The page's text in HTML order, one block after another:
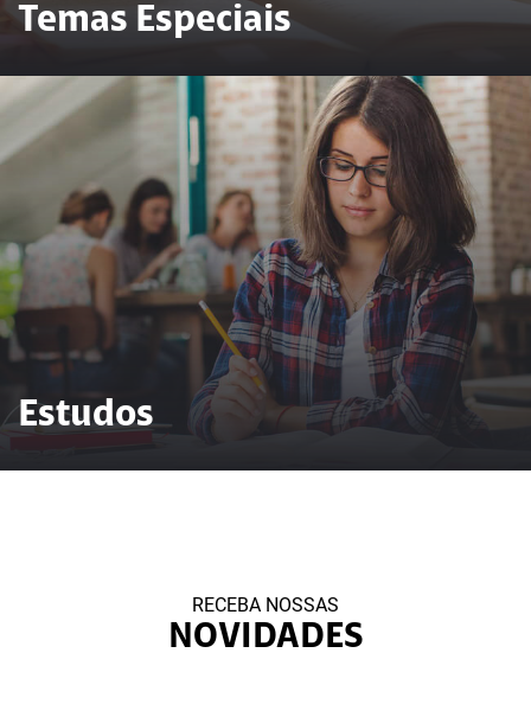
Temas Especiais
Estudos
RECEBA NOSSAS
NOVIDADES